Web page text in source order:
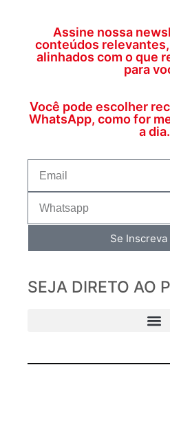
Assine nossa
conteúdos
alinhados com o que
para
Você pode escolher
WhatsApp, como for
a dia.
Se Inscreva
SEJA DIRETO AO